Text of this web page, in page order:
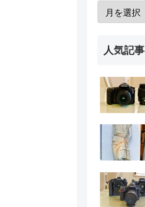
人気記事